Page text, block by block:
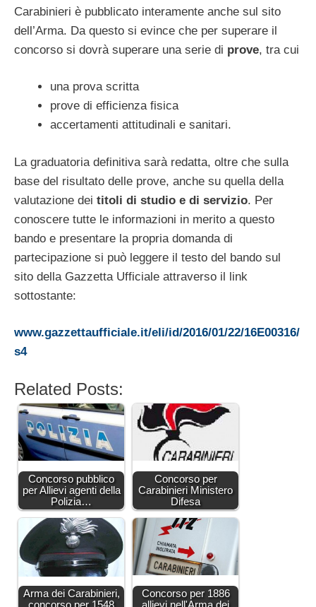
Carabinieri è pubblicato interamente anche sul sito
dell’Arma. Da questo si evince che per superare il
concorso si dovrà superare una serie di prove, tra cui
una prova scritta
prove di efficienza fisica
accertamenti attitudinali e sanitari.
La graduatoria definitiva sarà redatta, oltre che sulla
base del risultato delle prove, anche su quella della
valutazione dei titoli di studio e di servizio. Per
conoscere tutte le informazioni in merito a questo
bando e presentare la propria domanda di
partecipazione si può leggere il testo del bando sul
sito della Gazzetta Ufficiale attraverso il link
sottostante:
www.gazzettaufficiale.it/eli/id/2016/01/22/16E00316/
s4
Related Posts:
Concorso pubblico
per Allievi agenti della
Polizia…
Concorso per
Carabinieri Ministero
Difesa
Arma dei Carabinieri,
concorso per 1548
Concorso per 1886
allievi nell'Arma dei